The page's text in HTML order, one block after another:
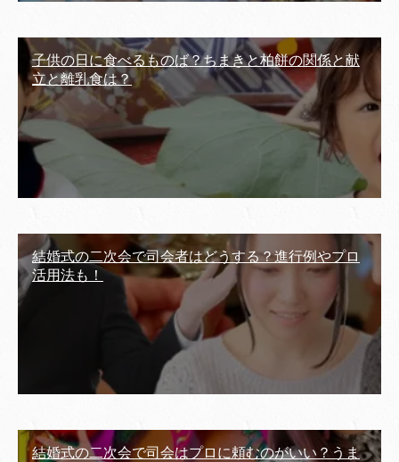
子供の日に食べるものば？ちまきと柏餅の関係と献
立と離乳食は？
結婚式の二次会で司会者はどうする？進行例やプロ
活用法も！
結婚式の二次会で司会はプロに頼むのがいい？うま